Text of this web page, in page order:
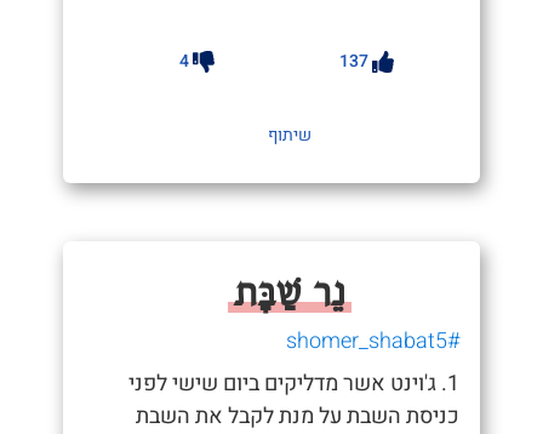
137
4
שיתוף
נֵר שַׁבָּת
#shomer_shabat5
1. ג'וינט אשר מדליקים ביום שישי לפני
כניסת השבת על מנת לקבל את השבת